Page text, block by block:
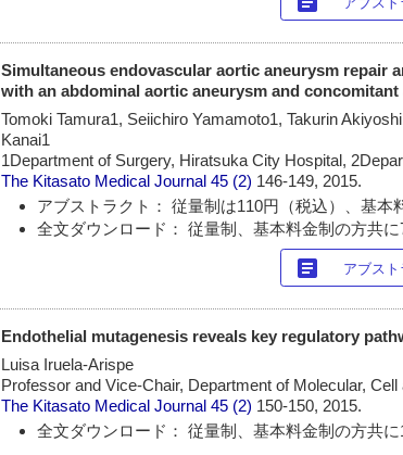
Simultaneous endovascular aortic aneurysm repair
with an abdominal aortic aneurysm and
Tomoki Tamura1, Seiichiro Yamamoto1, Takurin
Kanai1
1Department of Surgery, Hiratsuka City Hospital,
The Kitasato Medical Journal 45 (2) 146-149, 2015.
アブストラクト： 従量制は110円（税込）、基本
全文ダウンロード： 従量制、基本料金制の方共に
article アブス
Endothelial mutagenesis reveals key regulatory
Luisa Iruela-Arispe
Professor and Vice-Chair, Department of Molecular,
The Kitasato Medical Journal 45 (2) 150-150, 2015.
全文ダウンロード： 従量制、基本料金制の方共に